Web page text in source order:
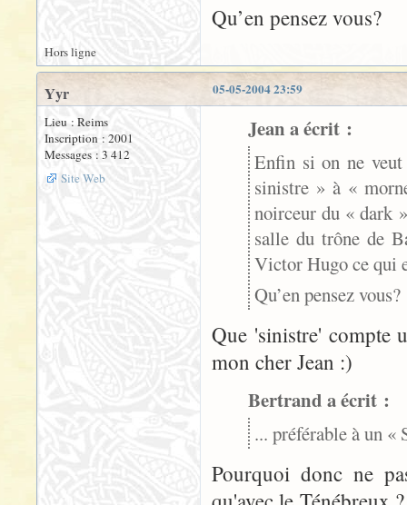
Qu’en pensez vous?
Hors ligne
05-05-2004 23:59
Yyr
Lieu : Reims
Inscription : 2001
Messages : 3 412
Site Web
Jean a écrit :
Enfin si on ne
sinistre » à «
noirceur du « dark
salle du trône de
Victor Hugo ce qui
Qu’en pensez vous?
Que 'sinistre' compte
mon cher Jean :)
Bertrand a écrit :
... préférable à un
Pourquoi donc ne